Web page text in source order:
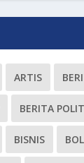
ARTIS
BERITA
BISNIS